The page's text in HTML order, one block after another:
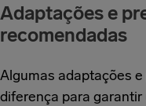
Adaptações e
recomendadas
Algumas adaptações
diferença para